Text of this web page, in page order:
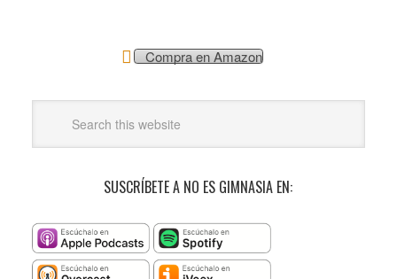
Compra en Amazon
SUSCRÍBETE A NO ES GIMNASIA EN: